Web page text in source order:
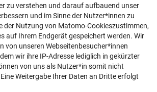
für Menschen mit Behinderungen
aus der DFG direkt in Ihr Mailpostfach oder
online an.
zu verstehen und darauf aufbauend unser
und im Sinne der Nutzer*innen zu
der Nutzung von Matomo-Cookieszustimmen,
auf Ihrem Endgerät gespeichert werden. Wir
von unseren Webseitenbesucher*innen
wir ihre IP-Adresse lediglich in gekürzter
von uns als Nutzer*in somit nicht
Weitergabe Ihrer Daten an Dritte erfolgt